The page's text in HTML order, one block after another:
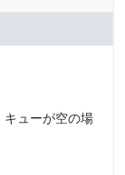
キューが空の場